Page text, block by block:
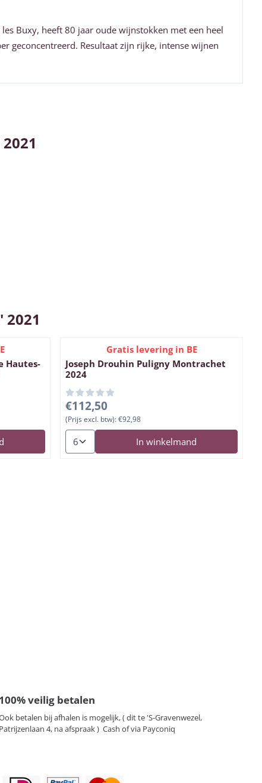
Buxy, heeft 80 jaar oude wijnstokken met een heel
geconcentreerd. Resultaat zijn rijke, intense wijnen
Hautes-
Bourgogne Hautes-Côtes de Beaune blanc 2022
Gratis levering in BE
Joseph Drouhin Puligny Montrachet
2024
Prijs: 112,50, exclusief btw: 92,98
€112,50
(Prijs excl. btw):€92,98
Aantal kiezen voor Joseph Drouhin Puligny
In winkelmand
100% veilig betalen
betalen bij afhalen is mogelijk, ( dit te 'S-Gravenwezel,
Patrijzenlaan 4, na afspraak ) Cash of via Payconiq